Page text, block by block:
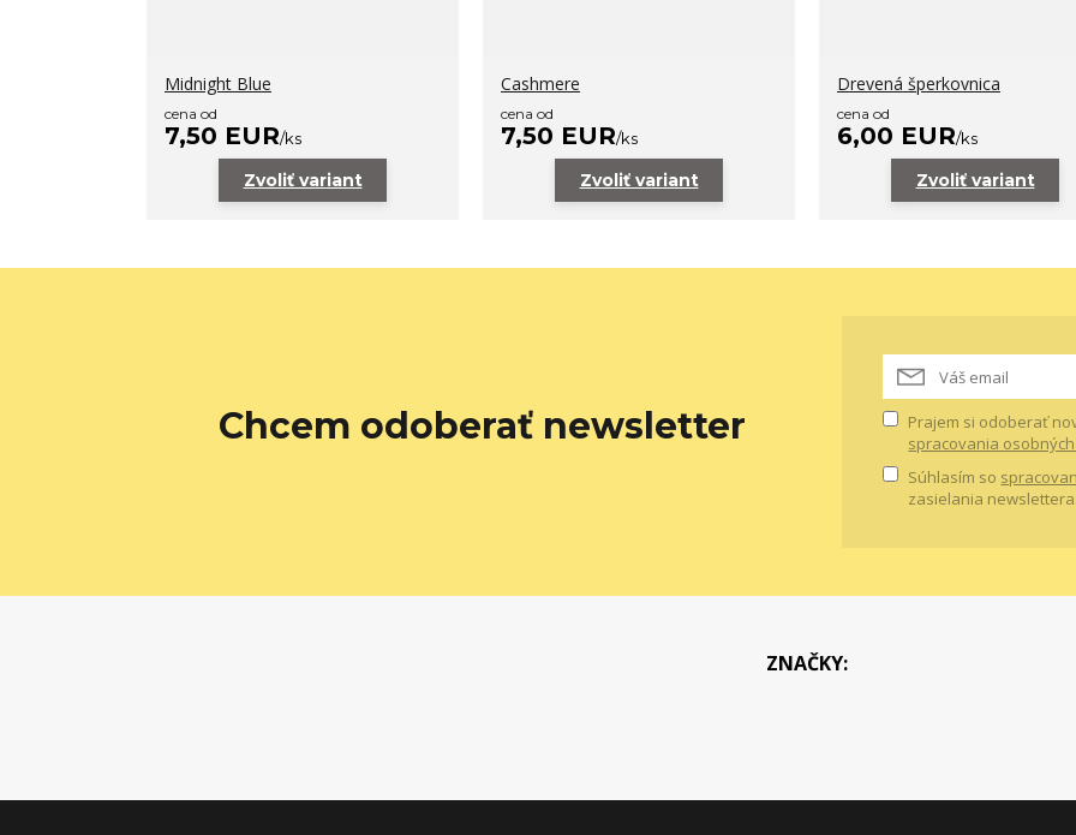
Midnight Blue
cena od
7,50 EUR/ks
Zvoliť variant
Cashmere
cena od
7,50 EUR/ks
Zvoliť variant
Drevená šperkovnica
cena od
6,00 EUR/ks
Zvoliť variant
Chcem odoberať newsletter Prajem si odoberať
spracovania
Súhlasím so
zasielania newslettera.
ZNAČKY: